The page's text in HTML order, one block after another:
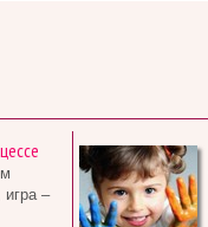
игра –